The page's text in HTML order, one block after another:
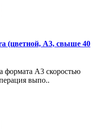
(цветной, A3, свыше 40
формата A3 скоростью
выпо..